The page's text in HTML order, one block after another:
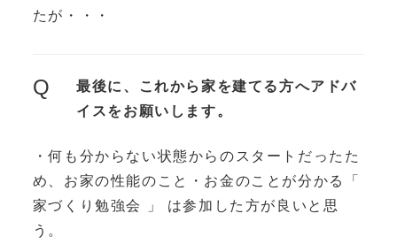
たが・・・
Q
最後に、これから家を建てる方へアドバ
イスをお願いします。
・何も分からない状態からのスタートだったた
め、お家の性能のこと・お金のことが分かる「
家づくり勉強会 」 は参加した方が良いと思
う。